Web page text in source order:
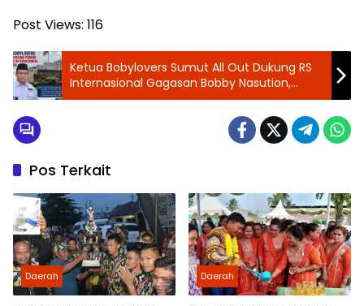
Post Views: 116
Ketua Bobylovers Sumut All Out Dukung RS
Internasional Gagasan Bobby Nasution,
Pelayanan Bintang Lima untuk Pasien BPJS
Pos Terkait
Daerah Daerah